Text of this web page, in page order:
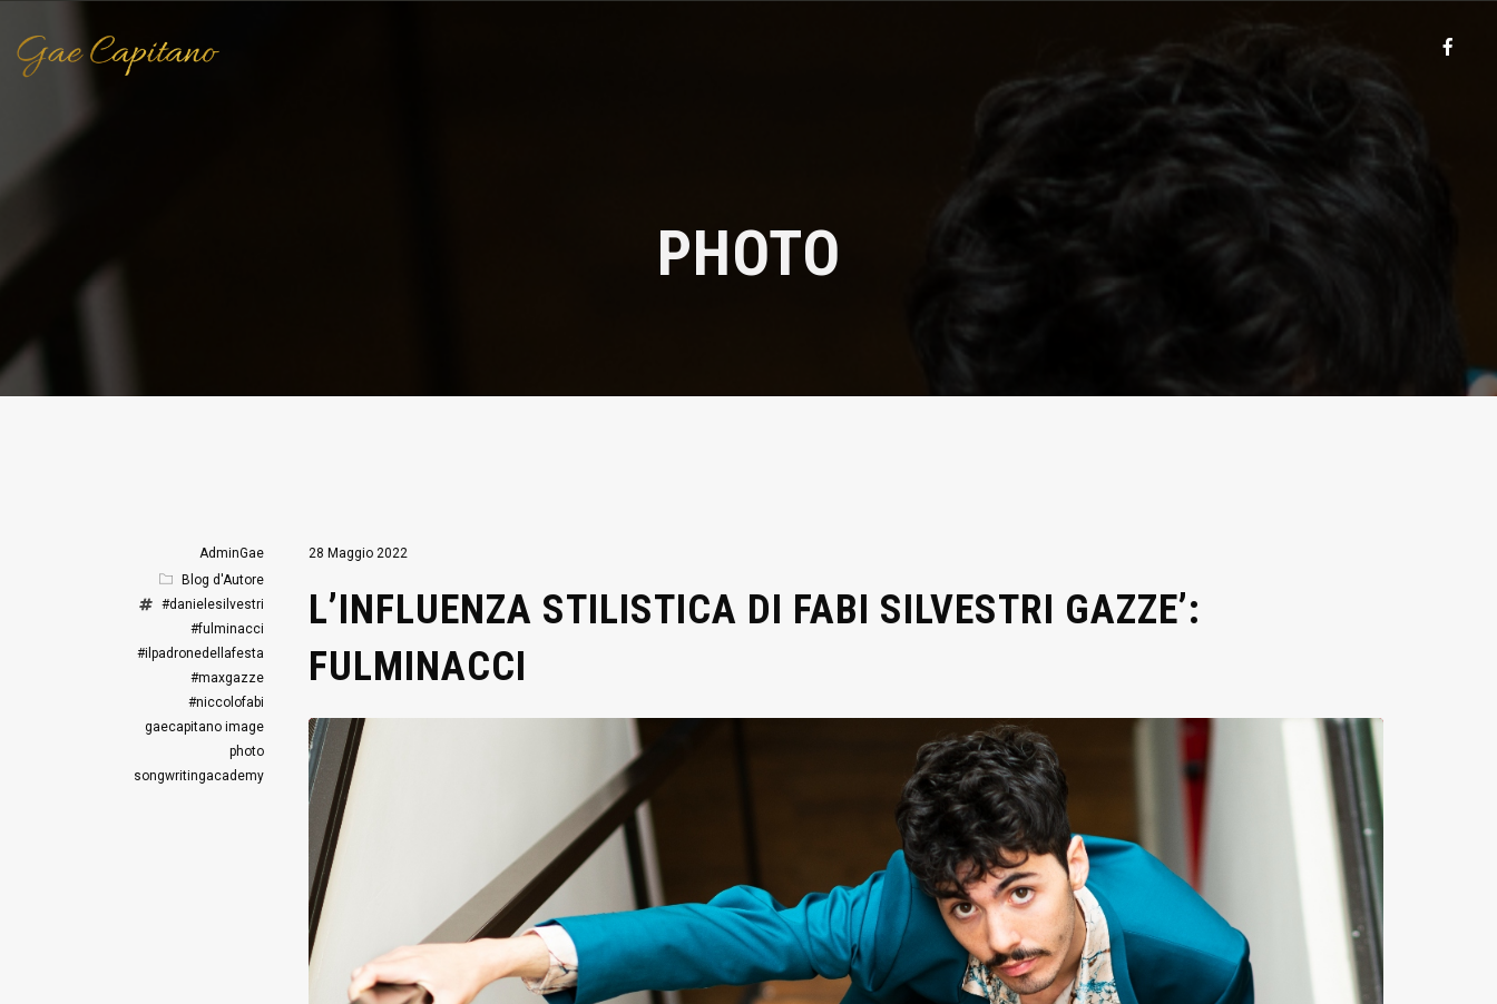
PHOTO
28 Maggio 2022
L’INFLUENZA STILISTICA DI FABI SILVESTRI GAZZE’:
FULMINACCI
AdminGae
Blog d'Autore
#danielesilvestri
#fulminacci
#ilpadronedellafesta
#maxgazze
#niccolofabi
gaecapitano image
photo
songwritingacademy